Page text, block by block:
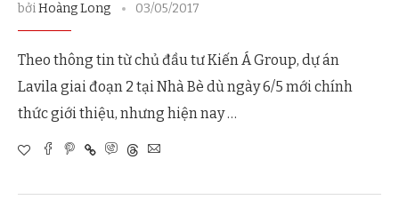
bởiHoàng Long 03/05/2017
Theo thông tin từ chủ đầu tư Kiến Á Group, dự án
Lavila giai đoạn 2 tại Nhà Bè dù ngày 6/5 mới chính
thức giới thiệu, nhưng hiện nay …